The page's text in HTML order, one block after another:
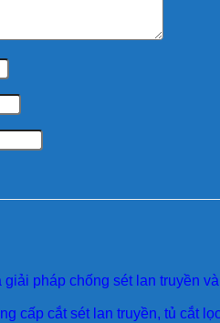
pháp chống sét lan truyền
cấp cắt sét lan truyền, tủ cắt